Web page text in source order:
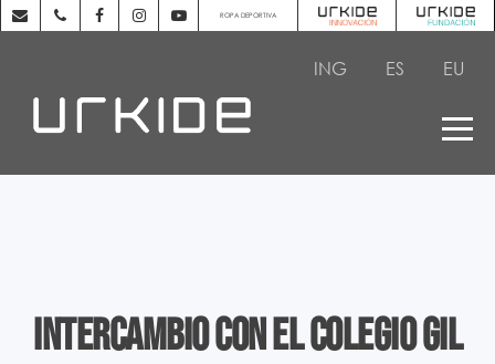
ROPA DEPORTIVA
ING ES EU
Intercambio con el colegio Gil